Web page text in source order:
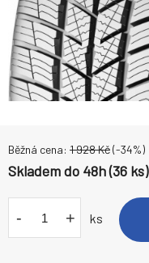
Běžná cena: 1 928Kč(-34%)
Skladem do 48h (36 ks)
- + ks